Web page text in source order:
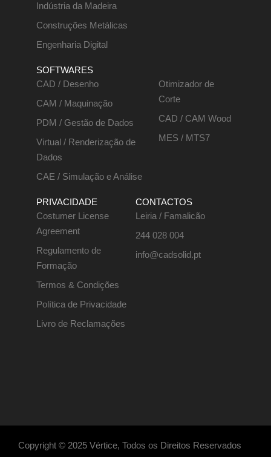
Indústria da Madeira
Construções Metálicas
Engenharia Digital
SOFTWARES
CAD / Desenho
CAM / Maquinação
PDM / Gestão de Dados
Virtual / Renderização de
Dados
CAE / Simulação e Análise
Otimizador de
Corte
CAD / CAM Wood
MES / MTS7
PRIVACIDADE
Costumer License
Agreement
Regulamento de
Formação
Termos & Condições
Política de Privacidade
Livro de Reclamações
CONTACTOS
Leiria / Famalicão
244 028 004
info@cadsolid.pt
Copyright © 2025 Vértice, Todos os Direitos Reservados